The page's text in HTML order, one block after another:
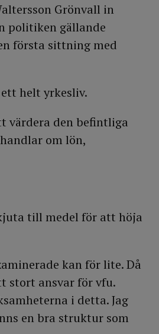
Grönvall in
politiken gällande
första sittning med
helt yrkesliv.
värdera den befintliga
om lön,
till medel för att höja
kan för lite. Då
stort ansvar för vfu.
i detta. Jag
en bra struktur som